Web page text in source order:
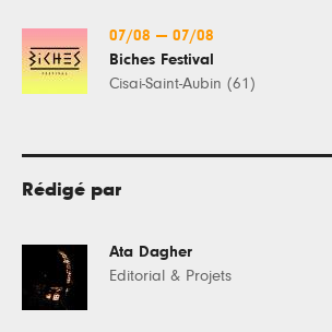
07/08 — 07/08
Biches Festival
Cisai-Saint-Aubin (61)
Rédigé par
Ata Dagher
Editorial & Projets